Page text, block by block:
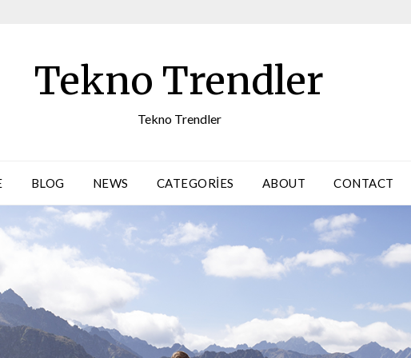
Tekno Trendler
Tekno Trendler
BLOG NEWS CATEGORIES ABOUT CONTACT